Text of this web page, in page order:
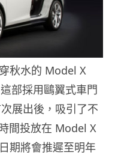
秋水的 Model X
部採用鷗翼式車門
展出後，吸引了不
間投放在 Model X
期將會推遲至明年